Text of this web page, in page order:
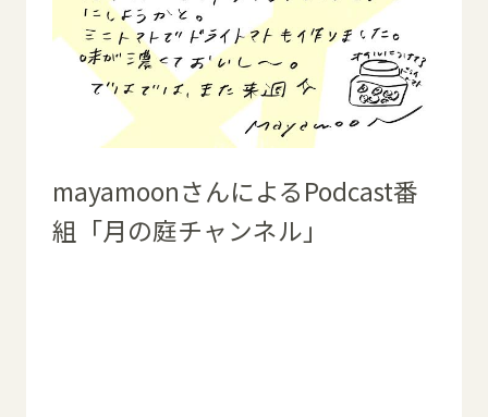
mayamoonさんによるPodcast番
組「月の庭チャンネル」